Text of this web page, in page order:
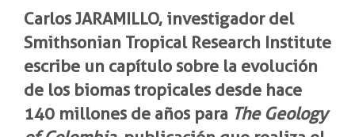
Carlos JARAMILLO, investigador del
Smithsonian Tropical Research Institute
escribe un capítulo sobre la evolución
de los biomas tropicales desde hace
140 millones de años para The Geology